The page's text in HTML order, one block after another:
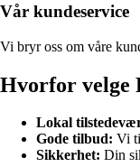
Vår kundeservice
Vi bryr oss om våre
Hvorfor velge
Lokal
Gode tilbud: Vi
Sikkerhet: Din